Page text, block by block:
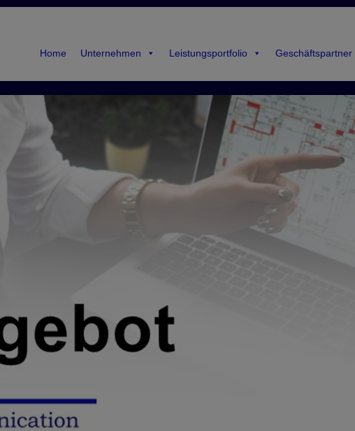
Home Unternehmen Leistungsportfolio Geschäftspartner